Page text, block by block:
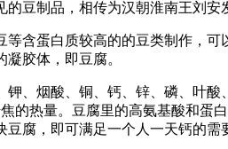
的豆制品，相传为汉朝淮南王刘
等含蛋白质较高的的豆类制作，
胶体，即豆腐。
钾、烟酸、铜、钙、锌、磷、叶
的热量。豆腐里的高氨基酸和
豆腐，即可满足一个人一天钙的需